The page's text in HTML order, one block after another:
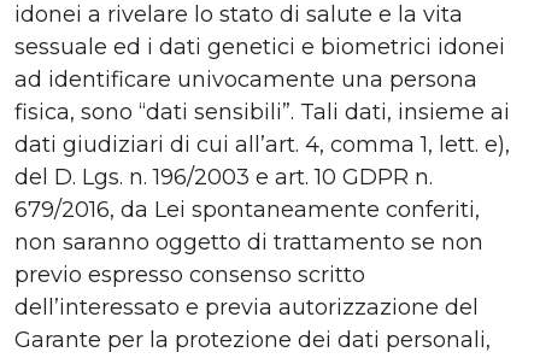
idonei a rivelare lo stato di salute e la vita
sessuale ed i dati genetici e biometrici idonei
ad identificare univocamente una persona
fisica, sono “dati sensibili”. Tali dati, insieme ai
dati giudiziari di cui all’art. 4, comma 1, lett. e),
del D. Lgs. n. 196/2003 e art. 10 GDPR n.
679/2016, da Lei spontaneamente conferiti,
non saranno oggetto di trattamento se non
previo espresso consenso scritto
dell’interessato e previa autorizzazione del
Garante per la protezione dei dati personali,